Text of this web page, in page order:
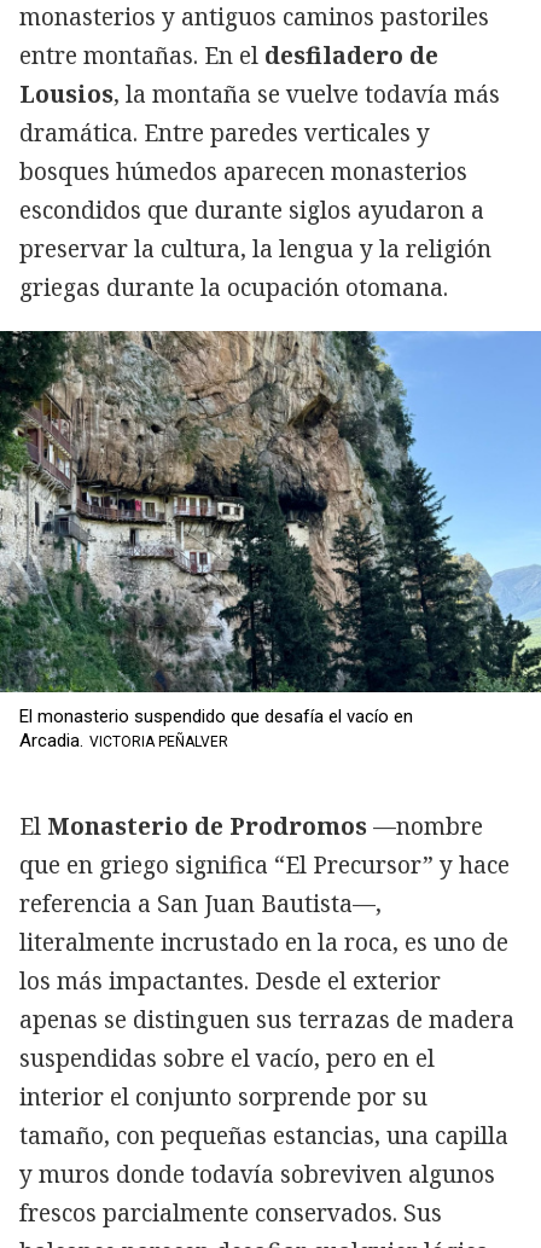
monasterios y antiguos caminos pastoriles
entre montañas. En el desfiladero de
Lousios, la montaña se vuelve todavía más
dramática. Entre paredes verticales y
bosques húmedos aparecen monasterios
escondidos que durante siglos ayudaron a
preservar la cultura, la lengua y la religión
griegas durante la ocupación otomana.
El monasterio suspendido que desafía el vacío en
Arcadia. VICTORIA PEÑALVER
El Monasterio de Prodromos—nombre
que en griego significa “El Precursor” y hace
referencia a San Juan Bautista—,
literalmente incrustado en la roca, es uno de
los más impactantes. Desde el exterior
apenas se distinguen sus terrazas de madera
suspendidas sobre el vacío, pero en el
interior el conjunto sorprende por su
tamaño, con pequeñas estancias, una capilla
y muros donde todavía sobreviven algunos
frescos parcialmente conservados. Sus